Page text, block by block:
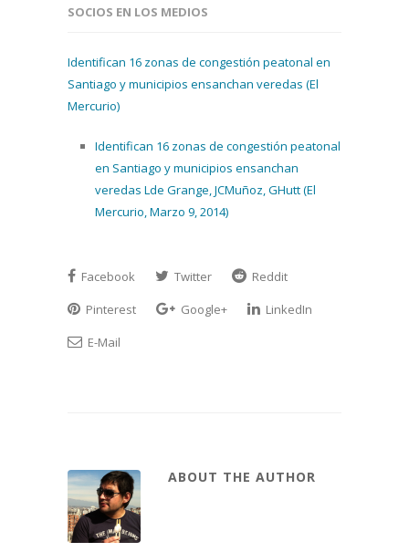
SOCIOS EN LOS MEDIOS
Identifican 16 zonas de congestión peatonal en
Santiago y municipios ensanchan veredas (El
Mercurio)
Identifican 16 zonas de congestión peatonal
en Santiago y municipios ensanchan
veredas Lde Grange, JCMuñoz, GHutt (El
Mercurio, Marzo 9, 2014)
Facebook Twitter
Reddit
Pinterest
Google+
LinkedIn
E-Mail
ABOUT THE AUTHOR